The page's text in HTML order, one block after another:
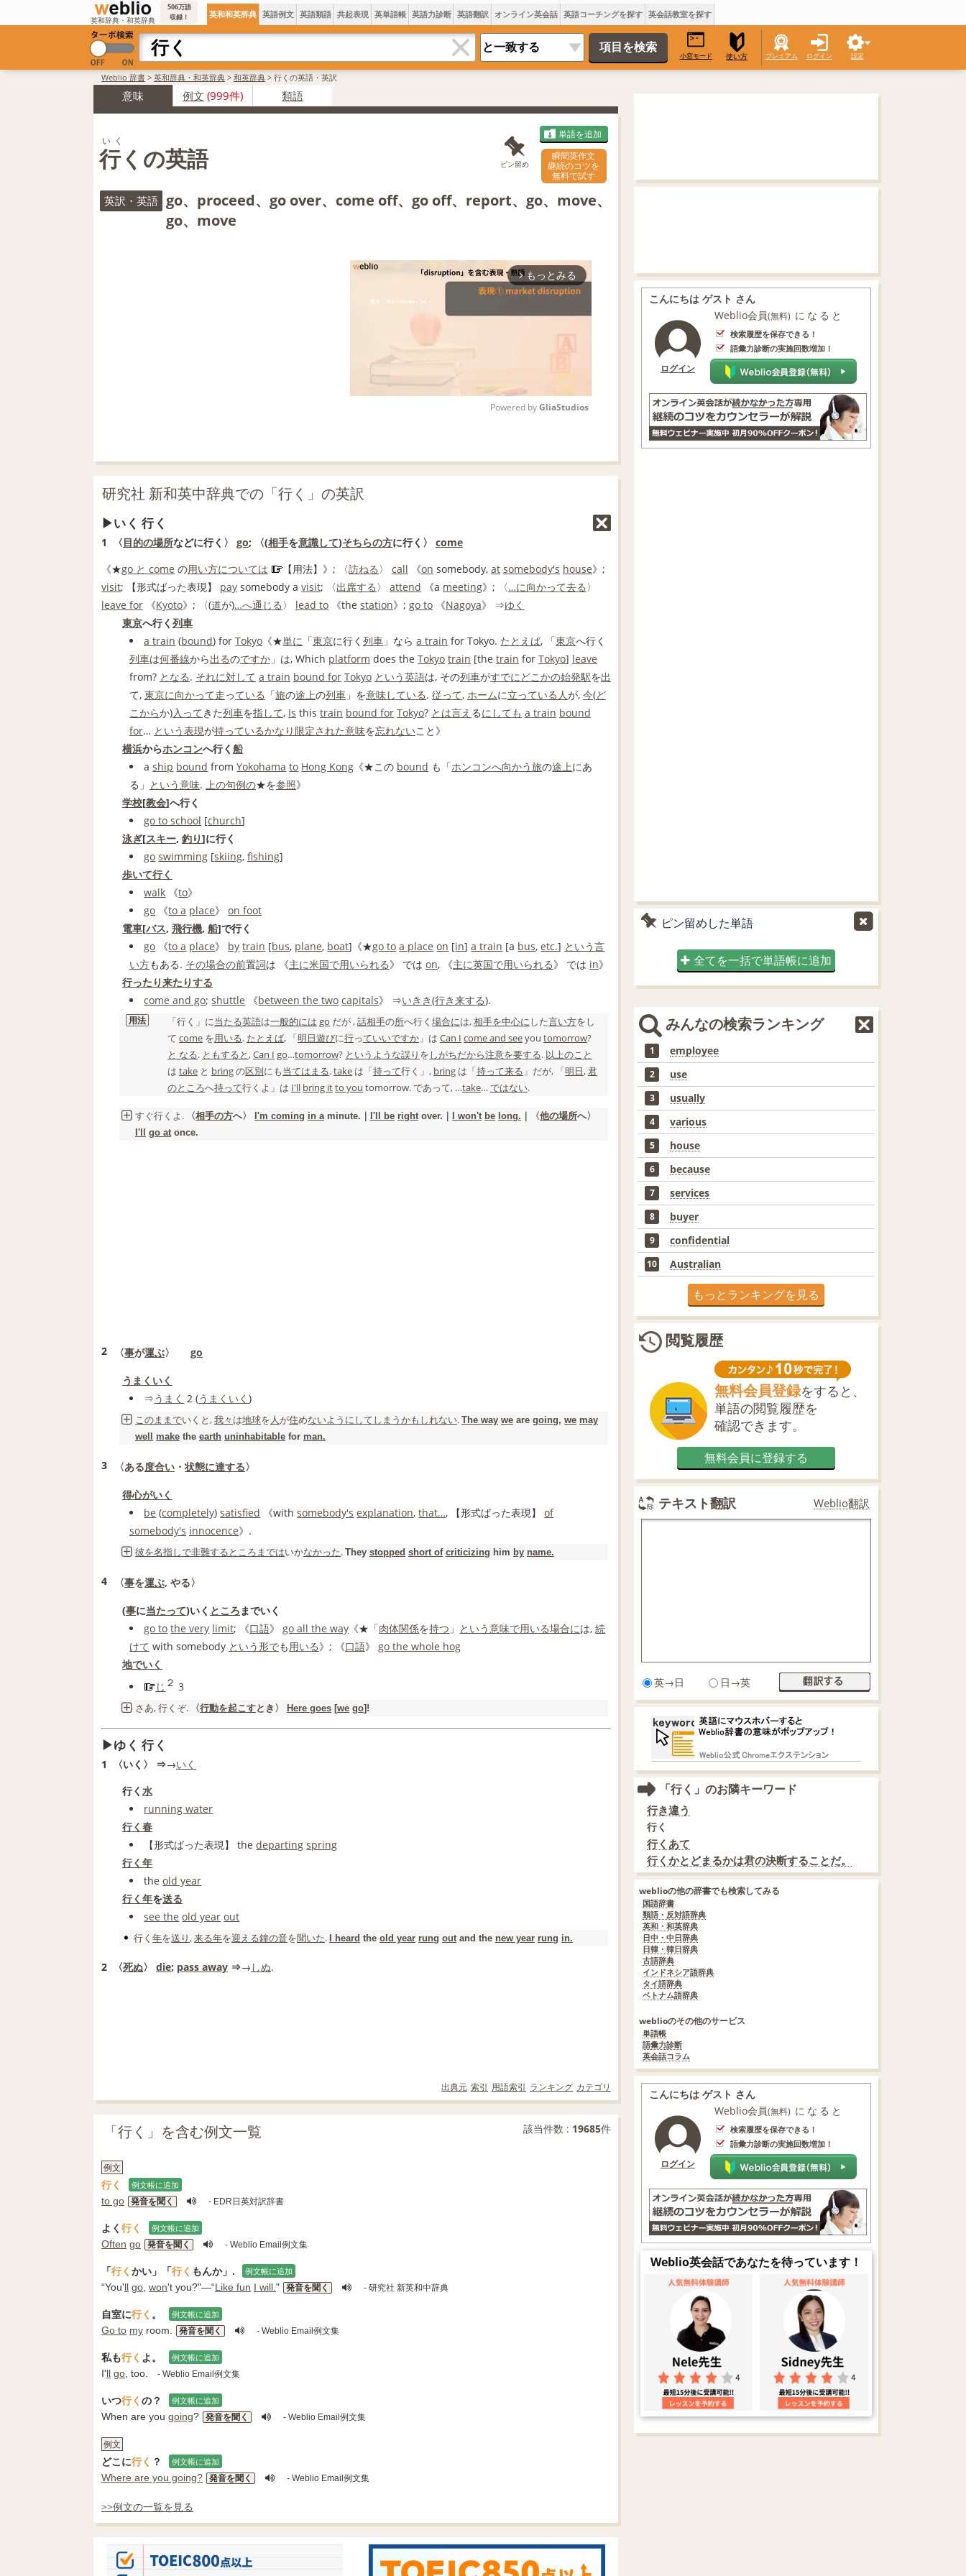
英和辞典・和英辞典
506万語
収録！
英和和英辞典 英語例文 英語類語 共起表現 英単語帳 英語力診断 英語翻訳 オンライン英会話 英語コーチングを探す 英会話教室を探す
小窓モード 使い方 プレミアム ログイン 設定
Weblio 辞書 > 英和辞典・和英辞典 > 和英辞典 > 行くの英語・英訳
意味 例文 (999件) 類語
行くの英語
いく
ピン留め
単語を追加
瞬間英作文
継続のコツを
無料で試す
英訳・英語 go、proceed、go over、come off、go off、report、go、move、
go、move
arrow_forward_ios もっとみる
Powered by GliaStudios
研究社 新和英中辞典での「行く」の英訳
いく 行く
1 〈目的の場所などに行く〉 go; 〈(相手を意識して)そちらの方に行く〉 come
《★go と come の用い方については 【用法】 》; 〈訪ねる 〉 call 《on somebody, at somebody's house》;
visit; 【形式ばった表現】 pay somebody a visit; 〈出席する 〉 attend 《a meeting》; 〈…に向かって去る 〉
leave for 《Kyoto》; 〈(道が)…へ通じる 〉 lead to 《the station》; go to 《Nagoya》 ⇒ゆく
東京へ行く 列車
a train (bound) forTokyo 《★単に 「東京に行く列車 」ならa train for Tokyo. たとえば, 「東京へ行く
列車は何番線から出るのですか 」は, Which platform does the Tokyo train [the train for Tokyo] leave
from? となる. それに対して a train bound for Tokyo という英語は, その列車がすでにどこかの始発駅を出
て, 東京に向かって走っている 「旅の途上の列車 」を意味している. 従って, ホームに立っている 人が, 今(ど
こからか)入って きた列車を指して, Is this train bound for Tokyo? とは言え るにしても a train bound
for… という表現が持っているかなり限定された意味を忘れないこと》
横浜からホンコンへ行く 船
aship bound fromYokohama to Hong Kong 《★この bound も「ホンコンへ向かう旅の途上にあ
る」 という意味. 上の句例の★を参照》
学校[教会]へ行く
go to school [church]
泳ぎ[スキー, 釣り]に行く
go swimming [skiing,fishing]
歩いて行く
walk 《to》
go 《to a place》on foot
電車[バス, 飛行機, 船]で行く
go 《to a place》 by train [bus, plane, boat]《★go to a place on [in]a train [a bus,etc.] という言
い方もある. その場合の前置詞は 《主に米国で用いられる》 では on, 《主に英国で用いられる》 では in》
行ったり来たりする
come and go;shuttle 《between the two capitals》 ⇒いきき(行き来する).
用法 「行く 」に当たる英語は一般的には go だが ,話相手の所へ行く 場合には,相手を中心にした言い方をし
て come を用いる. たとえば, 「明日遊びに行っていいですか 」は Can I come and seeyou tomorrow?
と なる. ともすると,Can I go…tomorrow? という ような誤り をしがちだから注意を要する. 以上のこと
は take と bringの区別にも当てはまる.take は「持って行く 」, bring は「持って来る 」だが, 「明日,君
のところへ持って行く よ」は I'll bring itto you tomorrow. であって, …take… ではない.
すぐ行く よ. 〈相手の方へ〉 I'm coming in aminute.｜ I'll be rightover.｜ I won't be long. ｜〈他の場所へ〉
I'll
go atonce.
2 〈事が運ぶ〉 go
うまくいく
⇒うまく 2 (うまくいく)
このままでいくと,我々 は地球を人が住めないようにしてしまうかもしれない. The way we are going, we may
well
make the earth uninhabitable for man.
3 〈ある度合い ・状態に達する〉
得心がいく
be (completely)satisfied 《withsomebody's explanation,that…, 【形式ばった表現】
of
somebody's innocence》.
彼を名指しで非難するところまではいかなかった. They stopped short of criticizing him by name.
4 〈事を運ぶ, やる〉
(事に当たって)いく ところまでいく
go to the very limit; 《口語》go all the way 《★「肉体関係を持つ 」 という意味で用いる場合には,続
けて with somebody という形でも用いる》; 《口語》 go the whole hog
地でいく
じ ２ 3
さあ,行く ぞ. 〈行動を起こすとき〉 Here goes [we go]!
ゆく 行く
1 〈いく〉 ⇒→いく
行く 水
running water
行く春
【形式ばった表現】
thedeparting spring
行く年
theold year
行く年を送る
see the old year out
行く 年を送り,来る年を迎える鐘の音を聞いた. I heard the old year rung outand the new year rung in.
2 〈死ぬ〉 die; pass away ⇒→ しぬ.
出典元 索引 用語索引 ランキング カテゴリ
「行く」を含む例文一覧 該当件数 : 19685件
例文
行く 例文帳に追加
to go 発音を聞く - EDR日英対訳辞書
よく 行く 例文帳に追加
Often go 発音を聞く - Weblio Email例文集
「行く かい」「行く もんか」. 例文帳に追加
“You'll go, won't you?"—“Like fun I will." 発音を聞く - 研究社 新英和中辞典
自室に行く 。 例文帳に追加
Go to my room. 発音を聞く - Weblio Email例文集
私も行く よ。 例文帳に追加
I'll go, too. - Weblio Email例文集
いつ行く の？ 例文帳に追加
When are you going? 発音を聞く - Weblio Email例文集
例文
どこに行く ？ 例文帳に追加
Where are you going? 発音を聞く - Weblio Email例文集
>>例文の一覧を見る
こんにちは ゲスト さん
ログイン
Weblio会員(無料) になると
検索履歴を保存できる！
語彙力診断の実施回数増加！
ピン留めした単語
全てを一括で単語帳に追加
みんなの検索ランキング
1 employee
2 use
3 usually
4 various
5 house
6 because
7 services
8 buyer
9 confidential
10 Australian
もっとランキングを見る
閲覧履歴
無料会員登録をすると、
単語の閲覧履歴を
確認できます。
無料会員に登録する
テキスト翻訳 Weblio翻訳
英→日 日→英
「行く」のお隣キーワード
行き違う
行く
行くあて
行くかとどまるかは君の決断することだ。
weblioの他の辞書でも検索してみる
国語辞書
類語・反対語辞典
英和・和英辞典
日中・中日辞典
日韓・韓日辞典
古語辞典
インドネシア語辞典
タイ語辞典
ベトナム語辞典
weblioのその他のサービス
単語帳
語彙力診断
英会話コラム
こんにちは ゲスト さん
ログイン
Weblio会員(無料) になると
検索履歴を保存できる！
語彙力診断の実施回数増加！
Weblio英会話であなたを待っています！